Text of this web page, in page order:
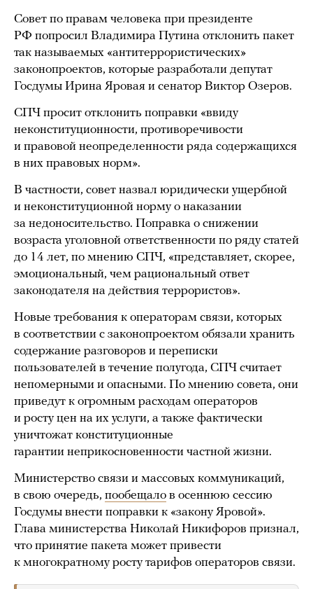
Совет по правам человека при президенте
РФ попросил Владимира Путина отклонить пакет
так называемых «антитеррористических»
законопроектов, которые разработали депутат
Госдумы Ирина Яровая и сенатор Виктор Озеров.
СПЧ просит отклонить поправки «ввиду
неконституционности, противоречивости
и правовой неопределенности ряда содержащихся
в них правовых норм».
В частности, совет назвал юридически ущербной
и неконституционной норму о наказании
за недоносительство. Поправка о снижении
возраста уголовной ответственности по ряду статей
до 14 лет, по мнению СПЧ, «представляет, скорее,
эмоциональный, чем рациональный ответ
законодателя на действия террористов».
Новые требования к операторам связи, которых
в соответствии с законопроектом обязали хранить
содержание разговоров и переписки
пользователей в течение полугода, СПЧ считает
непомерными и опасными. По мнению совета, они
приведут к огромным расходам операторов
и росту цен на их услуги, а также фактически
уничтожат конституционные
гарантии неприкосновенности частной жизни.
Министерство связи и массовых коммуникаций,
в свою очередь, пообещало в осеннюю сессию
Госдумы внести поправки к «закону Яровой».
Глава министерства Николай Никифоров признал,
что принятие пакета может привести
к многократному росту тарифов операторов связи.